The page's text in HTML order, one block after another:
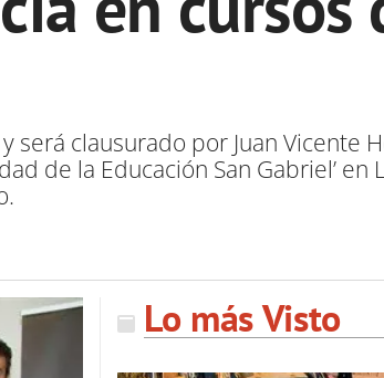
será clausurado por Juan Vicente
de la Educación San Gabriel’ en
Lo más Visto